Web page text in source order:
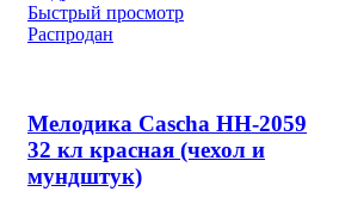
Быстрый просмотр
Распродан
Мелодика Cascha HH-2059
32 кл красная (чехол и
мундштук)